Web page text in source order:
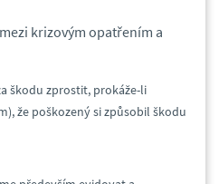
krizovým opatřením a
škodu zprostit, prokáže-li
že poškozený si způsobil škodu